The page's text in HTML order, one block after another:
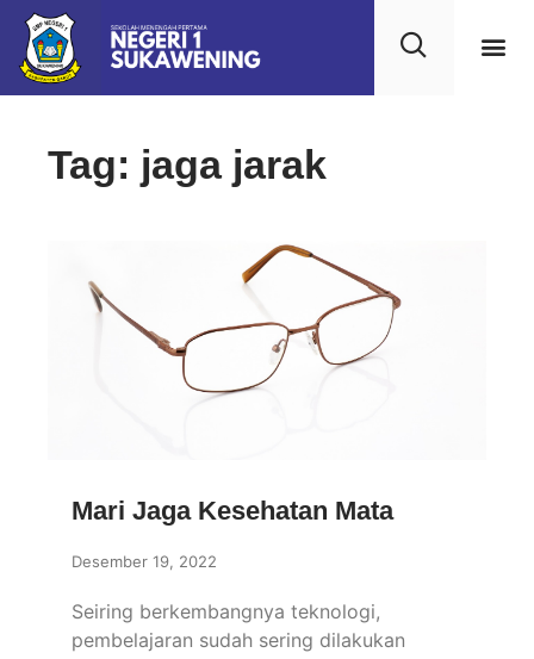
Tag: jaga jarak
Mari Jaga Kesehatan Mata
Desember 19, 2022
Seiring berkembangnya teknologi,
pembelajaran sudah sering dilakukan